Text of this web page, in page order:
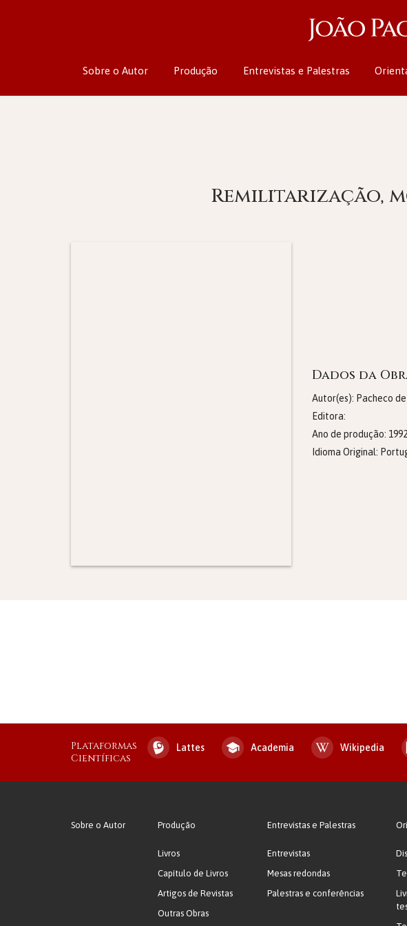
Sobre o Autor Produção Entrevistas e Palestras
Remilitarização,
Dados da
Autor(es): Pacheco
Editora:
Ano de produção: 1992
Idioma Original:
Plataformas
Científicas
Lattes Academia Wikipedia
Sobre o Autor Produção
Livros
Capítulo de Livros
Artigos de Revistas
Outras Obras
Entrevistas e Palestras
Entrevistas
Mesas redondas
Palestras e conferências